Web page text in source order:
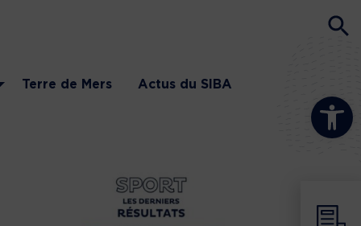
Ouvrir la
Terre de Mers Actus du SIBA